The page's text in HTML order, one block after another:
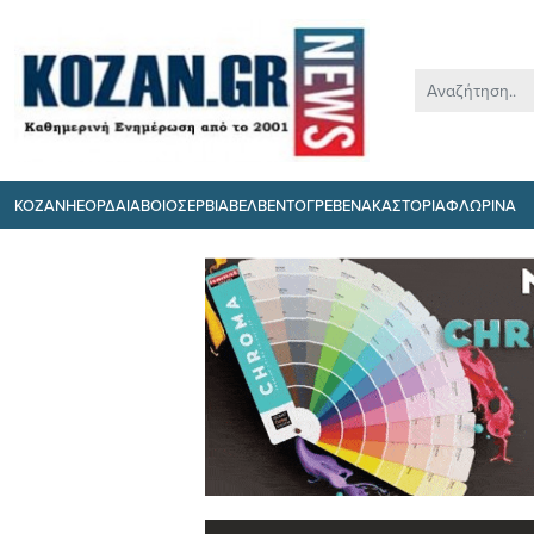
ΚΟΖΑΝΗΕΟΡΔΑΙΑΒΟΙΟΣΕΡΒΙΑΒΕΛΒΕΝΤΟΓΡΕΒΕΝΑΚΑΣΤΟΡΙΑΦΛΩΡΙΝΑ